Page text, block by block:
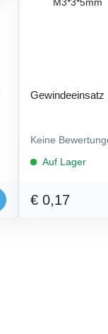
Gewindeeinsatz
Keine
Auf Lager
€ 0,17